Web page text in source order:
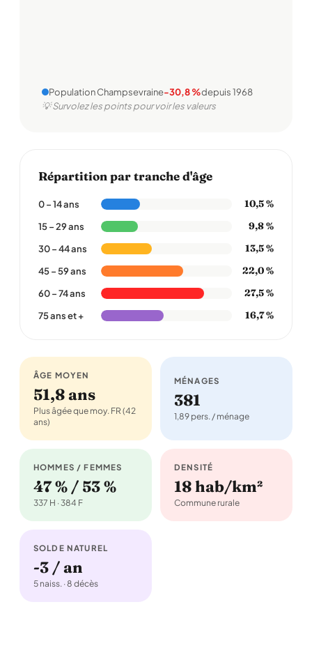
Population Champsevraine-30,8 %depuis 1968
💡 Survolez les points pour voir les valeurs
Répartition par tranche d'âge
0 – 14 ans 10,5 %
15 – 29 ans 9,8 %
30 – 44 ans 13,5 %
45 – 59 ans 22,0 %
60 – 74 ans 27,5 %
75 ans et + 16,7 %
ÂGE MOYEN
51,8 ans
Plus âgée que moy. FR (42
ans)
MÉNAGES
381
1,89 pers. / ménage
HOMMES / FEMMES
47 % / 53 %
337 H · 384 F
DENSITÉ
18 hab/km²
Commune rurale
SOLDE NATUREL
-3 / an
5 naiss. · 8 décès